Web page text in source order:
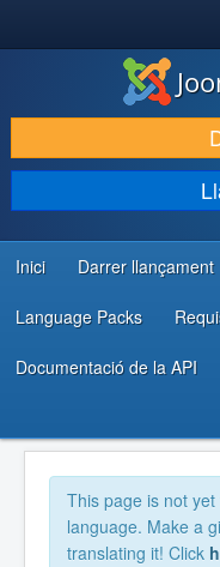
DESCARREGA & AMPLIA
DESCOBRIR & APRENDRE
COMUNITAT & SUPORT
RECURSOS PER
Inici Darrer llançament
Language Packs
Documentació de la API
This page is not
language. Make a
translating it! Click